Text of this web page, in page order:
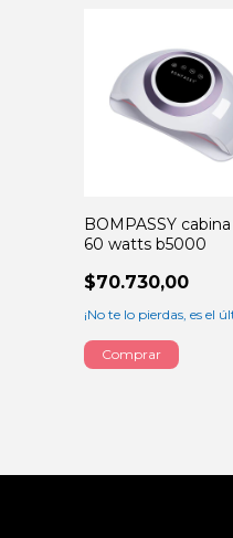
BOMPASSY
60 watts b5000
$70.730,00
¡No te lo pierdas, es el